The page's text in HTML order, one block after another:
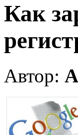
Как
Автор: